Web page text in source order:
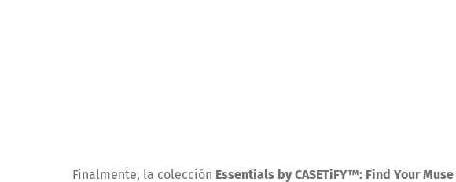
Finalmente, la colección Essentials by CASETiFY™: Find Your Muse